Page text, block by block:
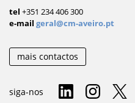
tel +351 234 406 300
e-mail geral@cm-aveiro.pt
mais contactos
siga-nos